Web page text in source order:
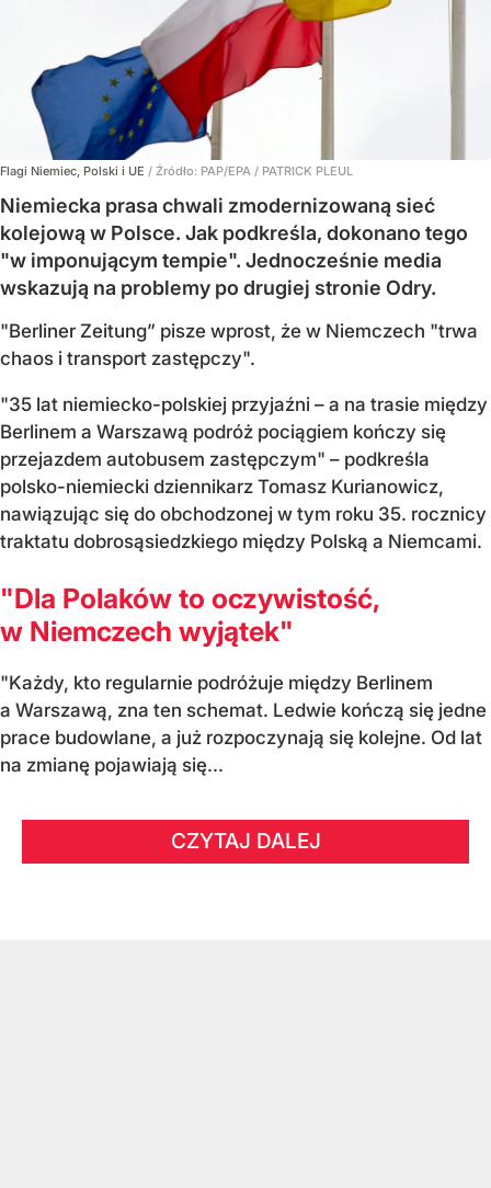
Flagi Niemiec, Polski i UE / Źródło: PAP/EPA / PATRICK PLEUL
Niemiecka prasa chwali zmodernizowaną sieć
kolejową w Polsce. Jak podkreśla, dokonano tego
"w imponującym tempie". Jednocześnie media
wskazują na problemy po drugiej stronie Odry.
"Berliner Zeitung” pisze wprost, że w Niemczech "trwa
chaos i transport zastępczy".
"35 lat niemiecko-polskiej przyjaźni – a na trasie między
Berlinem a Warszawą podróż pociągiem kończy się
przejazdem autobusem zastępczym" – podkreśla
polsko-niemiecki dziennikarz Tomasz Kurianowicz,
nawiązując się do obchodzonej w tym roku 35. rocznicy
traktatu dobrosąsiedzkiego między Polską a Niemcami.
"Dla Polaków to oczywistość,
w Niemczech wyjątek"
"Każdy, kto regularnie podróżuje między Berlinem
a Warszawą, zna ten schemat. Ledwie kończą się jedne
prace budowlane, a już rozpoczynają się kolejne. Od lat
na zmianę pojawiają się...
CZYTAJ DALEJ